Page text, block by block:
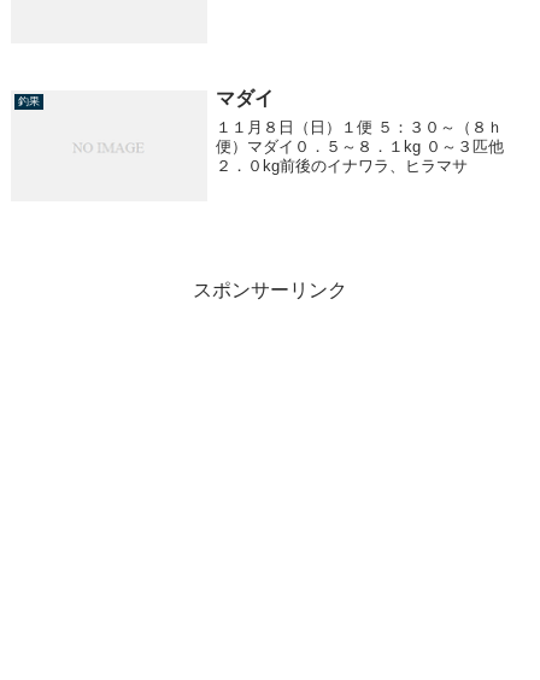
釣果 マダイ
１１月８日（日）１便 ５：３０～（８ｈ
便）マダイ０．５～８．１kg ０～３匹他
２．０kg前後のイナワラ、ヒラマサ
スポンサーリンク